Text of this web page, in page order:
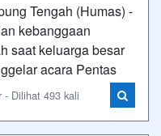
Tengah (Humas) -
kebanggaan
saat keluarga besar
acara Pentas
- Dilihat 493 kali